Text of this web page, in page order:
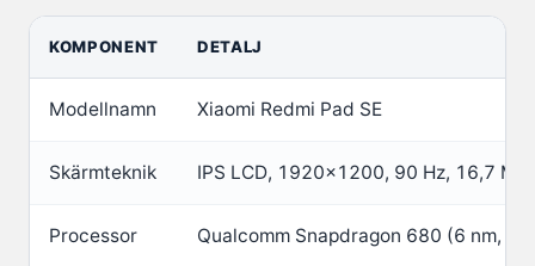
KOMPONENT DETALJ
Modellnamn Xiaomi Redmi Pad SE
Skärmteknik IPS LCD, 1920×1200, 90 Hz, 16,7 M
Processor Qualcomm Snapdragon 680 (6 nm, 8